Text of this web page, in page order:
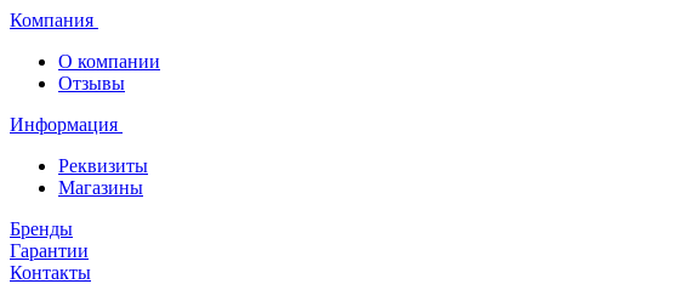
Компания
О компании
Отзывы
Информация
Реквизиты
Магазины
Бренды
Гарантии
Контакты